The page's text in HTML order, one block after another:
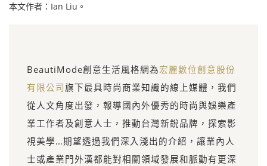
本文作者：Ian Liu。
BeautiMode創意生活風格網為宏麗數位創意股份
有限公司旗下最具時尚商業知識的線上媒體，我們
從人文角度出發，報導國內外優秀的時尚與娛樂產
業工作者及創意人士，推動台灣新銳品牌，探索影
視美學…期望透過我們深入淺出的介紹，讓業內人
士或產業門外漢都能對相關領域發展和脈動有更深